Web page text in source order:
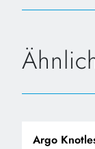
Argo